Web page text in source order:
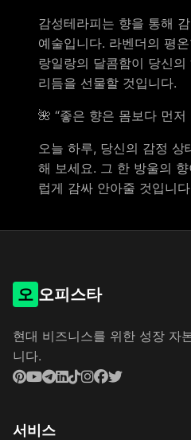
감성테라피는 향을 통해
예술입니다. 라벤더의 평
랑일랑의 달콤함이 당신
리듬을 선물할 것입니다.
🌺 “좋은 향은 몸보다 먼저
오늘 하루, 당신의 감정 상
해 보세요. 그 한 방울의
럽게 감싸 안아줄 것입니
오 오피스타
현대 비즈니스를 위한 성장 자
니다.
서비스